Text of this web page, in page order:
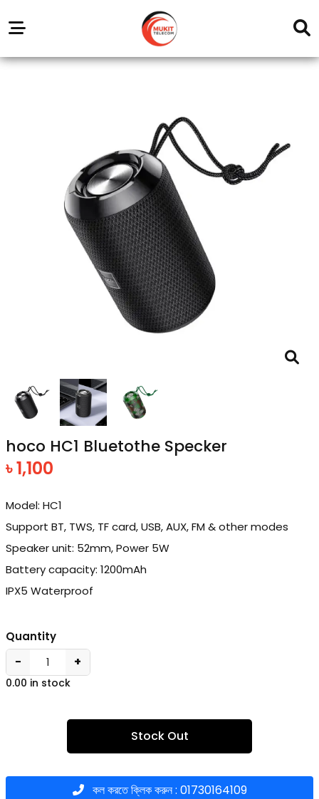
Outlets
Service
Center
hoco HC1 Bluetothe Specker
৳ 1,100
Model: HC1
Support BT, TWS, TF card, USB, AUX, FM & other modes
Speaker unit: 52mm, Power 5W
Battery capacity: 1200mAh
IPX5 Waterproof
Quantity
− +
0.00 in stock
Stock Out
কল করতে ক্লিক করুন : 01730164109